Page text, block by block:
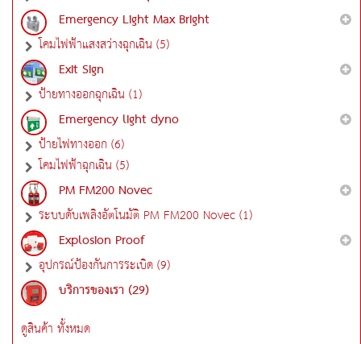
Emergency Light Max Bright
โคมไฟฟ้าแสงสว่างฉุกเฉิน (5)
Exit Sign
ป้ายทางออกฉุกเฉิน (1)
Emergency light dyno
ป้ายไฟทางออก (6)
โคมไฟฟ้าฉุกเฉิน (5)
PM FM200 Novec
ระบบดับเพลิงอัตโนมัติ PM FM200 Novec (1)
Explosion Proof
อุปกรณ์ป้องกันการระเบิด (9)
บริการของเรา (29)
ดูสินค้า ทั้งหมด